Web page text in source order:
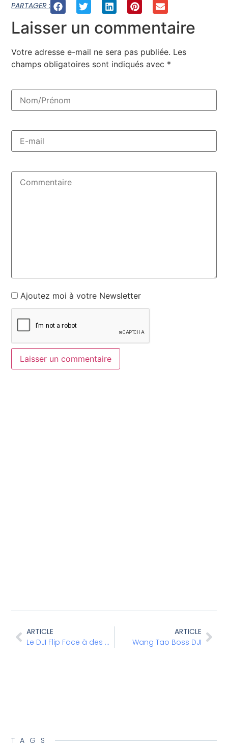
PARTAGER :
Laisser un commentaire
Votre adresse e-mail ne sera pas publiée. Les
champs obligatoires sont indiqués avec *
Ajoutez moi à votre Newsletter
ARTICLE
Le DJI Flip Face à des Obstacles
ARTICLE
Wang Tao Boss DJI
TAGS